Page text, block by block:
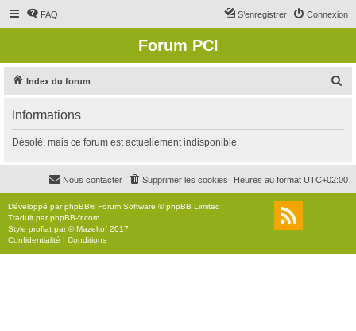
FAQ Connexion
S’enregistrer
Forum PCI
Index du forum
r
c
r
Informations
Désolé, mais ce forum est actuellement indisponible.
Heures au format UTC+02:00
Supprimer les cookies
Nous contacter
Développé parphpBB® Forum Software © phpBB Limited
Traduit parphpBB-fr.com
Style proflat par ©Mazeltof 2017
Confidentialité | Conditions